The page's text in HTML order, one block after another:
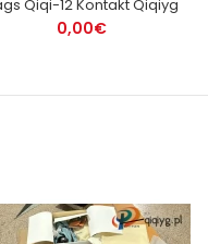
Qiqi-12 Kontakt Qiqiyg
0,00€